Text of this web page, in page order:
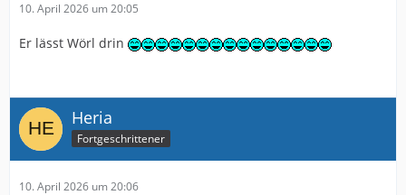
10. April 2026 um 20:05
Er lässt Wörl drin
Heria
Fortgeschrittener
10. April 2026 um 20:06